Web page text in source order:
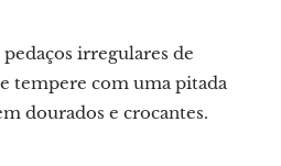
irregulares de
tempere com uma pitada
dourados e crocantes.